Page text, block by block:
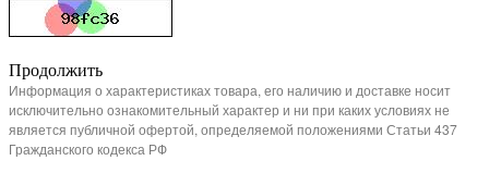
Продолжить
Информация о характеристиках товара, его наличию и доставке носит
исключительно ознакомительный характер и ни при каких условиях не
является публичной офертой, определяемой положениями Статьи 437
Гражданского кодекса РФ